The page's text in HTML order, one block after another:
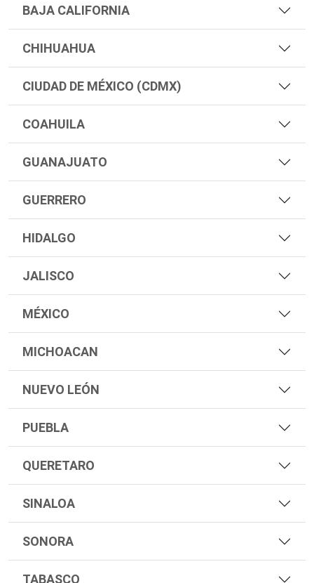
BAJA CALIFORNIA
CHIHUAHUA
CIUDAD DE MÉXICO (CDMX)
COAHUILA
GUANAJUATO
GUERRERO
HIDALGO
JALISCO
MÉXICO
MICHOACAN
NUEVO LEÓN
PUEBLA
QUERETARO
SINALOA
SONORA
TABASCO